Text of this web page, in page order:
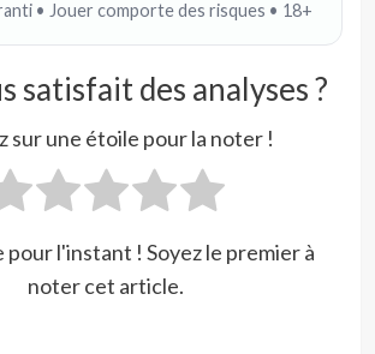
• Jouer comporte des risques • 18+
satisfait des analyses ?
sur une étoile pour la noter !
l'instant ! Soyez le premier à
noter cet article.